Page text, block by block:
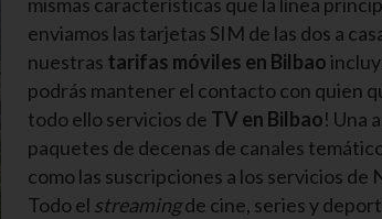
enviamos las tarjetas SIM de las dos a
nuestras tarifas móviles en Bilbao
podrás mantener el contacto con quien
todo ello servicios de TV en Bilbao! Una
paquetes de decenas de canales
como las suscripciones a los servicios
Todo el streamingde cine, series y